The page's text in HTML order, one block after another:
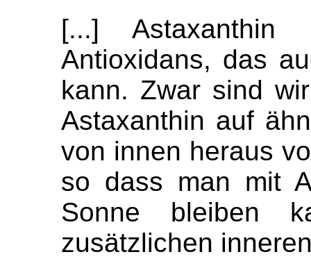
[...]
Antioxidans, das
kann. Zwar sind
Astaxanthin auf
von innen heraus
so dass man mit
Sonne bleiben
zusätzlichen